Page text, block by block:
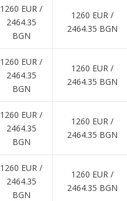
1260 EUR ∕
2464.35
BGN
1260 EUR ∕
2464.35 BGN
1260 EUR ∕
2464.35
BGN
1260 EUR ∕
2464.35 BGN
1260 EUR ∕
2464.35
BGN
1260 EUR ∕
2464.35 BGN
1260 EUR ∕
2464.35
BGN
1260 EUR ∕
2464.35 BGN